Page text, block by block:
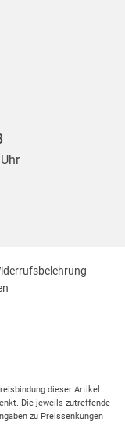
dieser Artikel
Die jeweils zutreffende
zu Preissenkungen